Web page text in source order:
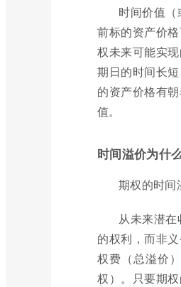
时间价值
前标的资产价
权未来可能实
期日的时间长
的资产价格有
值。
时间溢价为什
期权的时间
从未来潜
的权利，而非
权费（总溢价
权）。只要期